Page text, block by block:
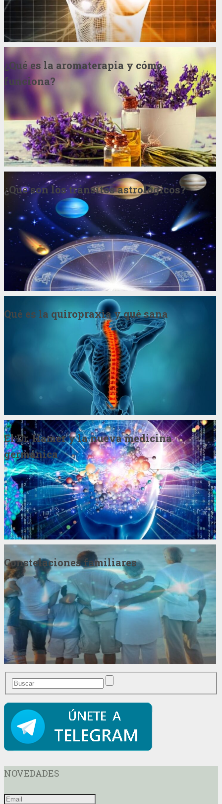
¿Qué es la aromaterapia y cómo
funciona?
¿Qué son los tránsitos astrológicos?
Qué es la quiropraxia y qué sana
El Dr. Hamer y la nueva medicina
germánica
Constelaciones familiares
NOVEDADES